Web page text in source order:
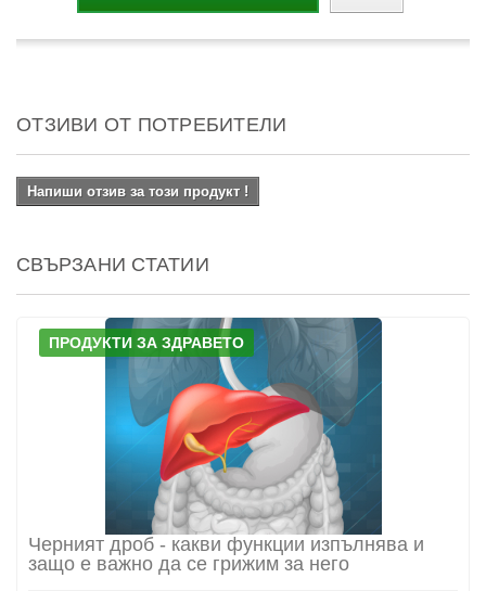
ОТЗИВИ ОТ ПОТРЕБИТЕЛИ
Напиши отзив за този продукт !
СВЪРЗАНИ СТАТИИ
ПРОДУКТИ ЗА ЗДРАВЕТО
Черният дроб - какви функции изпълнява и
защо е важно да се грижим за него